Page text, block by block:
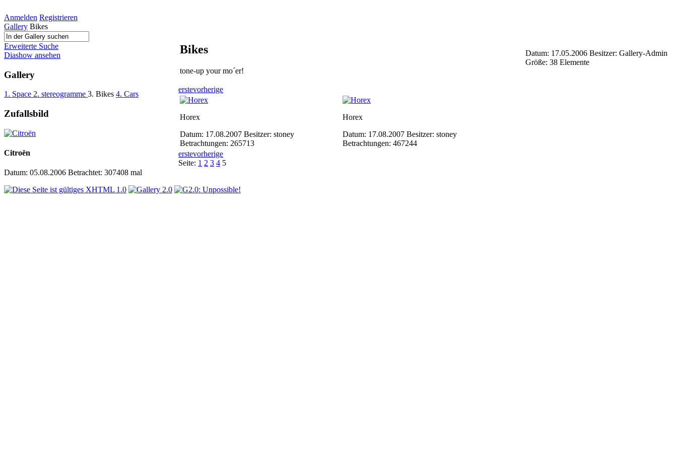
Anmelden Registrieren
Gallery Bikes
Erweiterte Suche
Diashow ansehen
Gallery
1. Space 2. stereogramme 3. Bikes 4. Cars
Zufallsbild
Citroën
Datum: 05.08.2006 Betrachtet: 307408 mal
Bikes
tone-up your mo´er!
Datum: 17.05.2006 Besitzer: Gallery-Admin
Größe: 38 Elemente
erstevorherige
Horex
Datum: 17.08.2007 Besitzer: stoney
Betrachtungen: 265713
Horex
Datum: 17.08.2007 Besitzer: stoney
Betrachtungen: 467244
erstevorherige
Seite: 1 2 3 4 5